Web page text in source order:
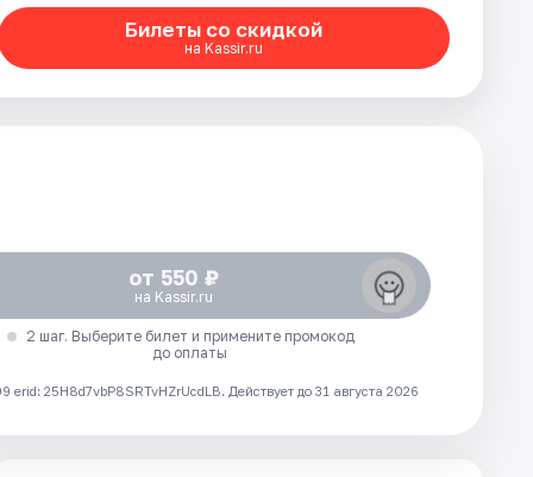
Билеты со скидкой
на Kassir.ru
от 550 ₽
на Kassir.ru
2 шаг. Выберите билет и примените промокод
до оплаты
25H8d7vbP8SRTvHZrUcdLB. Действует до 31 августа 2026